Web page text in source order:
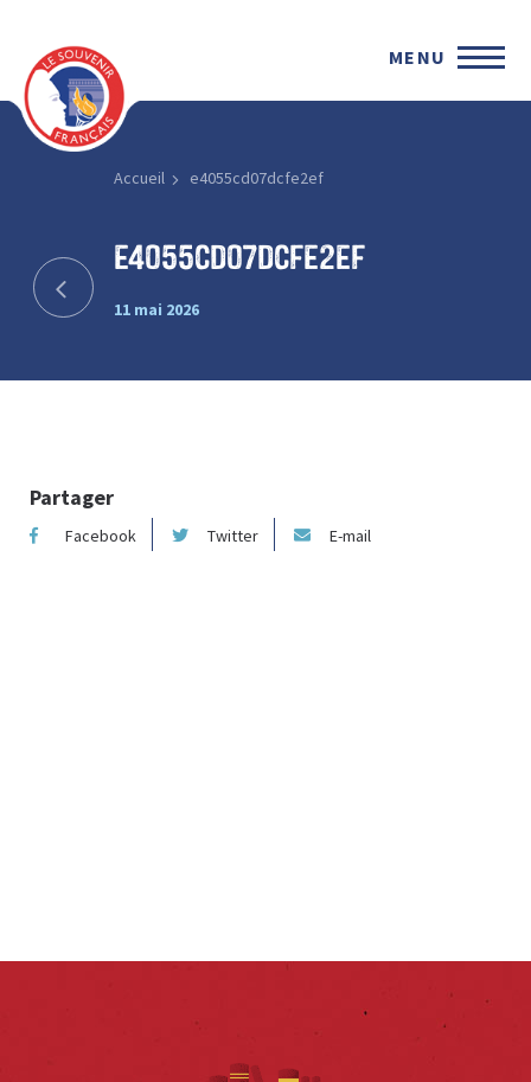
MENU
Accueil e4055cd07dcfe2ef
e4055cd07dcfe2ef
11 mai 2026
Partager
Facebook Twitter E-mail